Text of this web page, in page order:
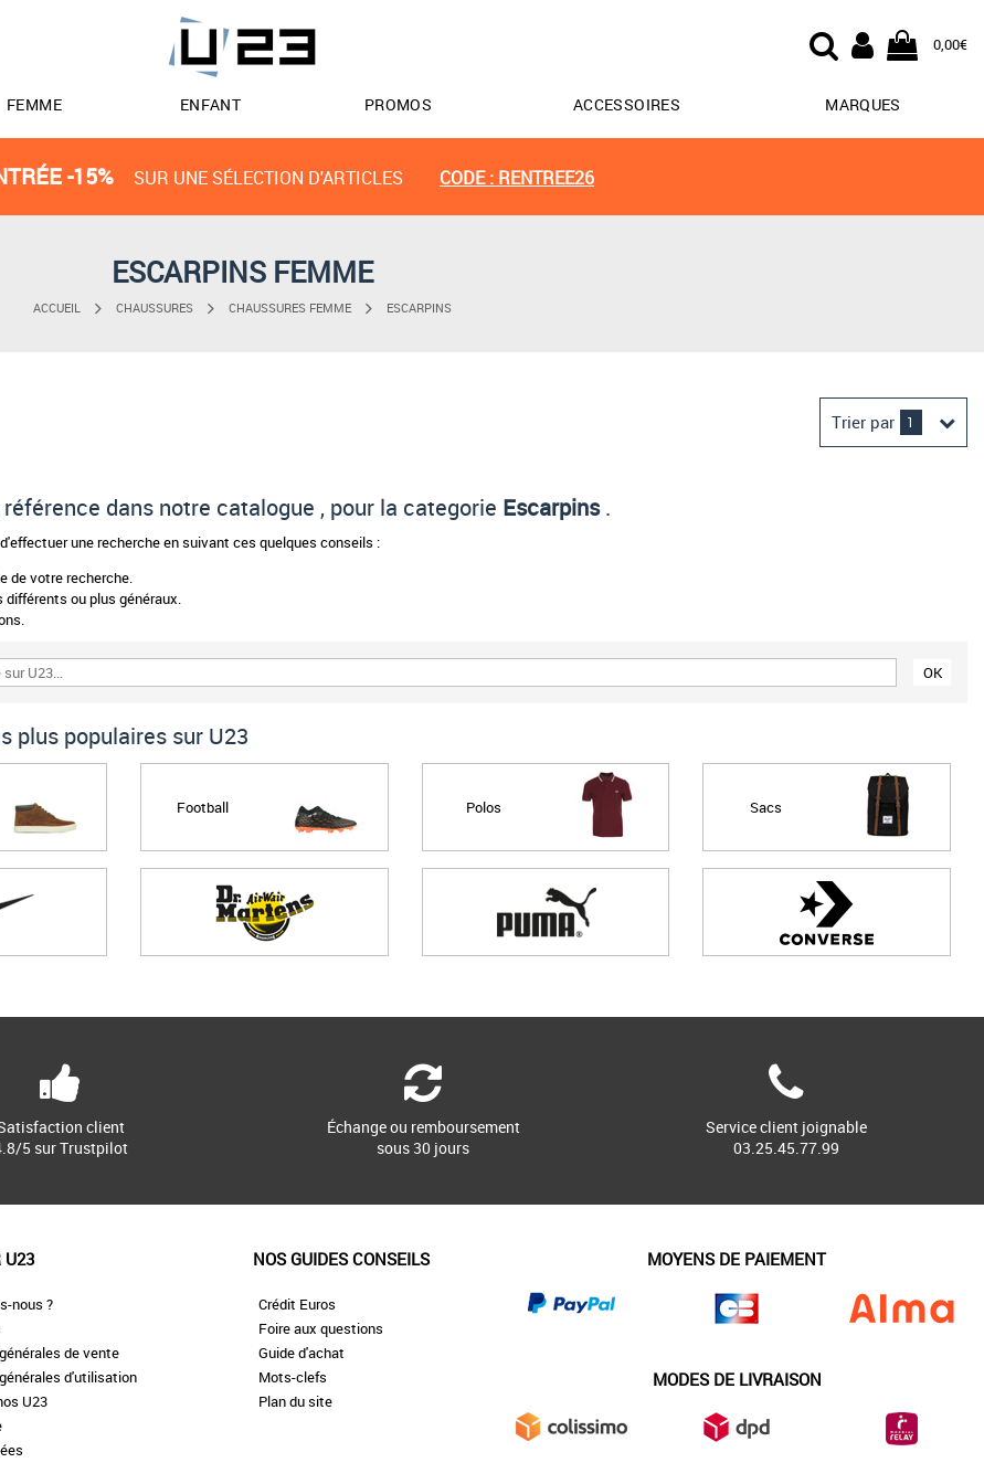
0,00€
FEMME ENFANT PROMOS ACCESSOIRES MARQUES
-15% SUR UNE SÉLECTION D'ARTICLES CODE : RENTREE26
ESCARPINS FEMME
ACCUEIL CHAUSSURES CHAUSSURES FEMME ESCARPINS
Trier par 1
dans notre catalogue , pour la categorie Escarpins.
une recherche en suivant ces quelques conseils :
de votre recherche.
différents ou plus généraux.
plus populaires sur U23
Football Polos Sacs
client
5 sur Trustpilot
Échange ou remboursement
sous 30 jours
Service client joignable
03.25.45.77.99
U23
nous ?
de vente
d'utilisation
U23
NOS GUIDES CONSEILS
Crédit Euros
Foire aux questions
Guide d'achat
Mots-clefs
Plan du site
MOYENS DE PAIEMENT
MODES DE LIVRAISON